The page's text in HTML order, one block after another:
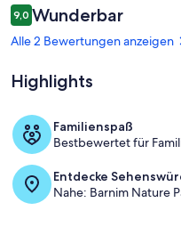
Bewertungen
9,09,0 von 10.
Wunderbar
Alle 2 Bewertungen anzeigen
Highlights
Familienspaß
Bestbewertet für
Entdecke
Nahe: Barnim Nature